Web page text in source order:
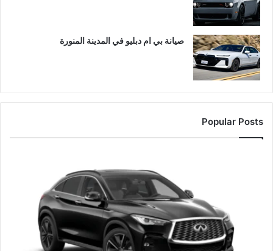
صيانة بي ام دبليو في المدينة المنورة
Popular Posts